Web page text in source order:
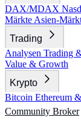
DAX/MDAX
Märkte Asien-
Trading
Analysen Trading
Value & Growth
Krypto
Bitcoin Ethereum
Community Broker